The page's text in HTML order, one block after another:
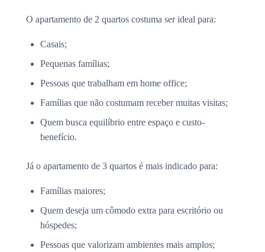
O apartamento de 2 quartos costuma ser ideal para:
Casais;
Pequenas famílias;
Pessoas que trabalham em home office;
Famílias que não costumam receber muitas visitas;
Quem busca equilíbrio entre espaço e custo-
benefício.
Já o apartamento de 3 quartos é mais indicado para:
Famílias maiores;
Quem deseja um cômodo extra para escritório ou
hóspedes;
Pessoas que valorizam ambientes mais amplos;